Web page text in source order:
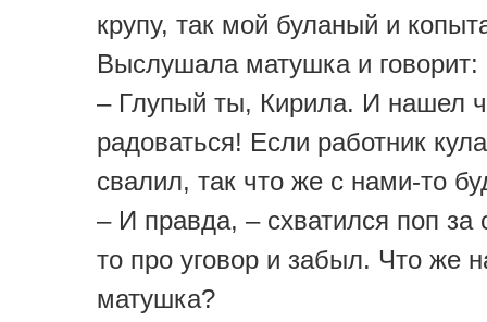
крупу, так мой буланый и
Выслушала матушка и говорит:
– Глупый ты, Кирила. И нашел
радоваться! Если работник
свалил, так что же с нами-то
– И правда, – схватился поп за
то про уговор и забыл. Что же
матушка?